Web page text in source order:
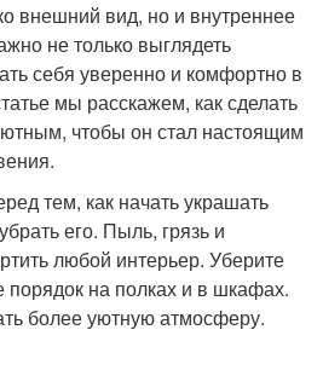
внешний вид, но и внутреннее
не только выглядеть
себя уверенно и комфортно в
мы расскажем, как сделать
чтобы он стал настоящим
тем, как начать украшать
его. Пыль, грязь и
любой интерьер. Уберите
на полках и в шкафах.
более уютную атмосферу.